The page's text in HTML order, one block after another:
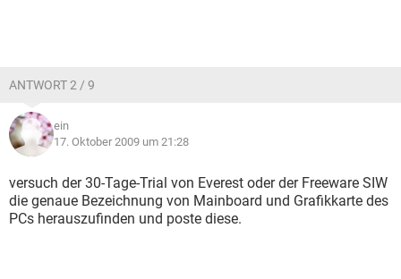
ANTWORT 2 / 9
ein
17. Oktober 2009 um 21:28
versuch der 30-Tage-Trial von Everest oder der Freeware SIW
die genaue Bezeichnung von Mainboard und Grafikkarte des
PCs herauszufinden und poste diese.